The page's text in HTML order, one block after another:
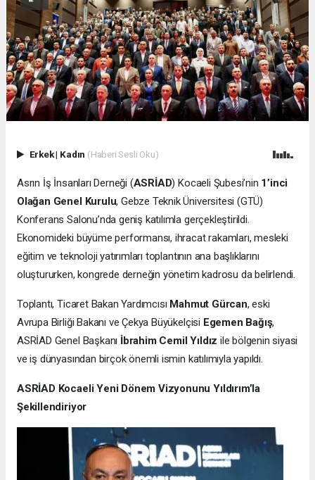
Erkek| Kadın (Haberi Sesli Oku)
Asrın İş İnsanları Derneği (ASRİAD) Kocaeli Şubesi’nin 1’inci
Olağan Genel Kurulu, Gebze Teknik Üniversitesi (GTÜ)
Konferans Salonu’nda geniş katılımla gerçekleştirildi.
Ekonomideki büyüme performansı, ihracat rakamları, mesleki
eğitim ve teknoloji yatırımları toplantının ana başlıklarını
oluştururken, kongrede derneğin yönetim kadrosu da belirlendi.
Toplantı, Ticaret Bakan Yardımcısı Mahmut Gürcan, eski
Avrupa Birliği Bakanı ve Çekya Büyükelçisi Egemen Bağış,
ASRİAD Genel Başkanı İbrahim Cemil Yıldız ile bölgenin siyasi
ve iş dünyasından birçok önemli ismin katılımıyla yapıldı.
ASRİAD Kocaeli Yeni Dönem Vizyonunu Yıldırım’la
Şekillendiriyor